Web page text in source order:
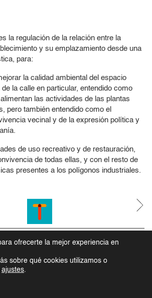
la regulación de la relación entre la
y su emplazamiento desde una
para:
la calidad ambiental del espacio
la calle en particular, entendido como
las actividades de las plantas
pero también entendido como el
vecinal y de la expresión política y
de uso recreativo y de restauración,
de todas ellas, y con el resto de
presentes a los polígonos industriales.
119, 08202 Sabadell, Barcelona
|teseu@teseu.cat
Política de Privacidad
ofrecerte la mejor experiencia en
sobre qué cookies utilizamos o
ajustes.